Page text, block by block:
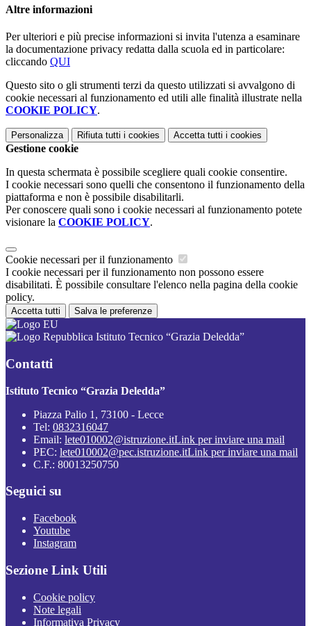
Altre informazioni
Per ulteriori e più precise informazioni si invita l'utenza a esaminare
la documentazione privacy redatta dalla scuola ed in particolare:
cliccando QUI
Questo sito o gli strumenti terzi da questo utilizzati si avvalgono di
cookie necessari al funzionamento ed utili alle finalità illustrate nella
COOKIE POLICY.
Personalizza Rifiuta tutti i cookies Accetta tutti i cookies
Gestione cookie
In questa schermata è possibile scegliere quali cookie consentire.
I cookie necessari sono quelli che consentono il funzionamento della
piattaforma e non è possibile disabilitarli.
Per conoscere quali sono i cookie necessari al funzionamento potete
visionare la COOKIE POLICY.
Cookie necessari per il funzionamento
I cookie necessari per il funzionamento non possono essere
disabilitati. È possibile consultare l'elenco nella pagina della cookie
policy.
Accetta tutti Salva le preferenze
Istituto Tecnico “Grazia Deledda”
Contatti
Istituto Tecnico “Grazia Deledda”
Piazza Palio 1, 73100 - Lecce
Tel: 0832316047
Email: lete010002@istruzione.itLink per inviare una mail
PEC: lete010002@pec.istruzione.itLink per inviare una mail
C.F.: 80013250750
Seguici su
Facebook
Youtube
Instagram
Sezione Link Utili
Cookie policy
Note legali
Informativa Privacy